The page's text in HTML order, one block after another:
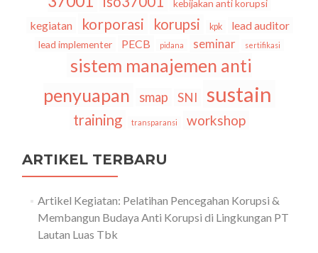
kebijakan anti korupsi
kegiatan korporasi korupsi kpk lead auditor
lead implementer PECB pidana seminar sertifikasi
sistem manajemen anti
penyuapan
smap SNI sustain
training transparansi workshop
ARTIKEL TERBARU
Artikel Kegiatan: Pelatihan Pencegahan Korupsi &
Membangun Budaya Anti Korupsi di Lingkungan PT
Lautan Luas Tbk